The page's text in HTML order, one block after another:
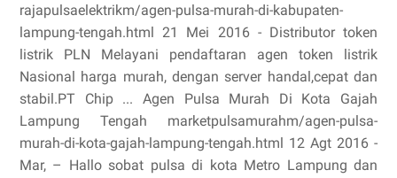
rajapulsaelektrikm/agen-pulsa-murah-di-kabupaten-
lampung-tengah.html 21 Mei 2016 - Distributor token
listrik PLN Melayani pendaftaran agen token listrik
Nasional harga murah, dengan server handal,cepat dan
stabil.PT Chip ... Agen Pulsa Murah Di Kota Gajah
Lampung Tengah marketpulsamurahm/agen-pulsa-
murah-di-kota-gajah-lampung-tengah.html 12 Agt 2016 -
Mar, – Hallo sobat pulsa di kota Metro Lampung dan